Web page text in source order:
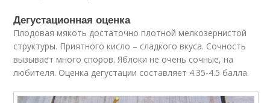
Дегустационная оценка
Плодовая мякоть достаточно плотной мелкозернистой
структуры. Приятного кисло – сладкого вкуса. Сочность
вызывает много споров. Яблоки не очень сочные, на
любителя. Оценка дегустации составляет 4.35-4.5 балла.